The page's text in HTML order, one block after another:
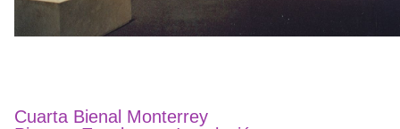
Cuarta Bienal Monterrey